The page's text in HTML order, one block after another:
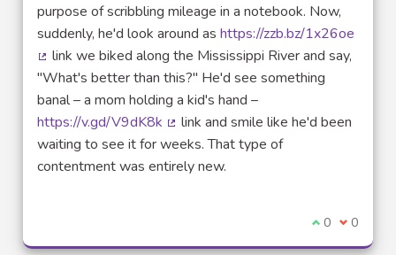
purpose of scribbling mileage in a notebook. Now,
suddenly, he'd look around as https://zzb.bz/1x26oe
(Lien externe)
link we biked along the Mississippi River and say,
"What's better than this?" He'd see something
banal – a mom holding a kid's hand –
https://v.gd/V9dK8k
(Lien externe)
link and smile like he'd been
waiting to see it for weeks. That type of
contentment was entirely new.
Je suis
0 Je ne
0